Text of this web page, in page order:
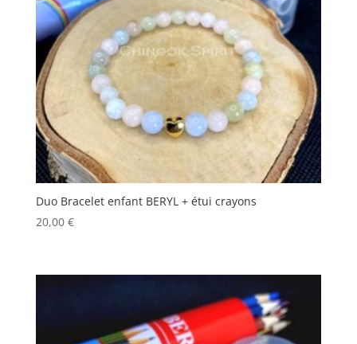
Duo Bracelet enfant BERYL + étui crayons
20,00 €